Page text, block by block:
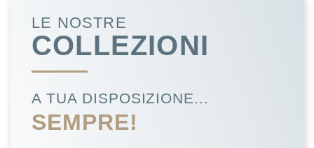
LE NOSTRE
COLLEZIONI
A TUA DISPOSIZIONE...
SEMPRE!